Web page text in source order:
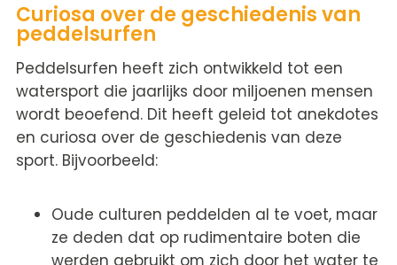
Curiosa over de geschiedenis van
peddelsurfen
Peddelsurfen heeft zich ontwikkeld tot een
watersport die jaarlijks door miljoenen mensen
wordt beoefend. Dit heeft geleid tot anekdotes
en curiosa over de geschiedenis van deze
sport. Bijvoorbeeld:
Oude culturen peddelden al te voet, maar
ze deden dat op rudimentaire boten die
werden gebruikt om zich door het water te